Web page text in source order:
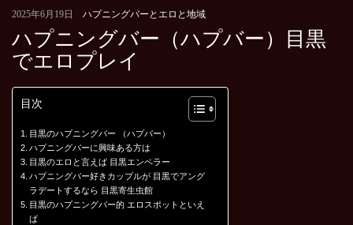
2025年6月19日 ハプニングバーとエロと地域
ハプニングバー（ハプバー）目黒
でエロプレイ
目次
目黒のハプニングバー （ハプバー）
ハプニングバーに興味ある方は
目黒のエロと言えば 目黒エンペラー
ハプニングバー好きカップルが 目黒でアング
ラデートするなら 目黒寄生虫館
目黒のハプニングバー的 エロスポットといえ
ば